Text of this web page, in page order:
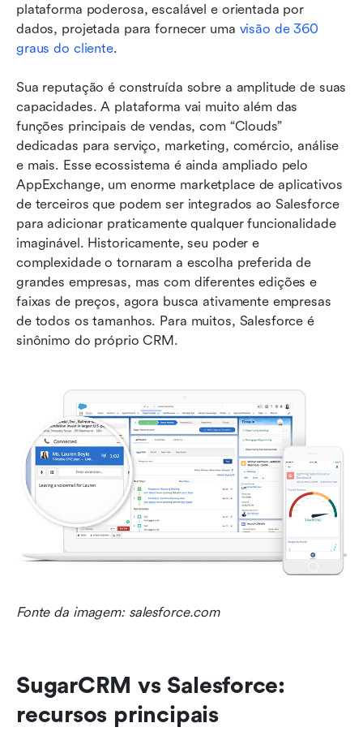
plataforma poderosa, escalável e orientada por
dados, projetada para fornecer uma visão de 360
graus do cliente.
Sua reputação é construída sobre a amplitude de suas
capacidades. A plataforma vai muito além das
funções principais de vendas, com “Clouds”
dedicadas para serviço, marketing, comércio, análise
e mais. Esse ecossistema é ainda ampliado pelo
AppExchange, um enorme marketplace de aplicativos
de terceiros que podem ser integrados ao Salesforce
para adicionar praticamente qualquer funcionalidade
imaginável. Historicamente, seu poder e
complexidade o tornaram a escolha preferida de
grandes empresas, mas com diferentes edições e
faixas de preços, agora busca ativamente empresas
de todos os tamanhos. Para muitos, Salesforce é
sinônimo do próprio CRM.
Fonte da imagem: salesforce.com
SugarCRM vs Salesforce:
recursos principais